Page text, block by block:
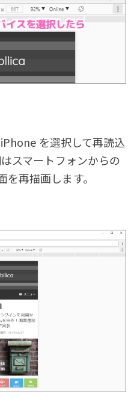
を選択して再読込
スマートフォンからの
再描画します。